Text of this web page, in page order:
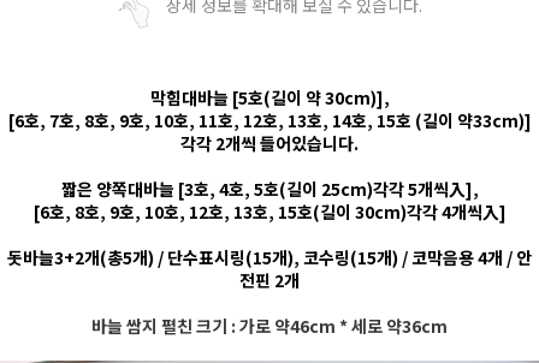
상세 정보를 확대해 보실 수 있습니다.
막힘대바늘 [5호(길이 약 30cm)],
[6호, 7호, 8호, 9호, 10호, 11호, 12호, 13호, 14호, 15호 (길이 약33cm)]
각각 2개씩 들어있습니다.
짧은 양쪽대바늘 [3호, 4호, 5호(길이 25cm)각각 5개씩入],
[6호, 8호, 9호, 10호, 12호, 13호, 15호(길이 30cm)각각 4개씩入]
돗바늘3+2개(총5개) / 단수표시링(15개), 코수링(15개) / 코막음용 4개 / 안
전핀 2개
바늘 쌈지 펼친 크기 : 가로 약46cm * 세로 약36cm